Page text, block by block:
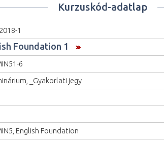
Kurzuskód-adatlap
1
Foundation 1
6
_Gyakorlati jegy
English Foundation